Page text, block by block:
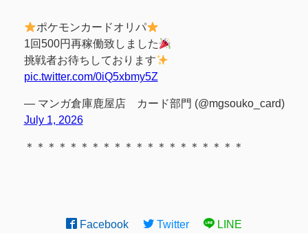
ポケモンカードオリパ
1回500円再稼働致しました
挑戦者お待ちしております
pic.twitter.com/0iQ5xbmy5Z
— マンガ倉庫鹿屋店 カード部門 (@mgsouko_card)
July 1, 2026
＊＊＊＊＊＊＊＊＊＊＊＊＊＊＊＊＊＊＊＊
Facebook Twitter LINE